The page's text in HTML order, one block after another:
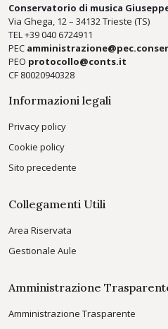
Conservatorio di musica
Via Ghega, 12 – 34132 Trieste (TS)
TEL +39040 6724911
PEC
PEO protocollo@conts.it
CF 80020940328
Informazioni legali
Privacy policy
Cookie policy
Sito precedente
Collegamenti Utili
Area Riservata
Gestionale Aule
Amministrazione
Amministrazione Trasparente